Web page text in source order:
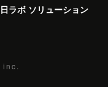
ラボ ソリューション
inc.